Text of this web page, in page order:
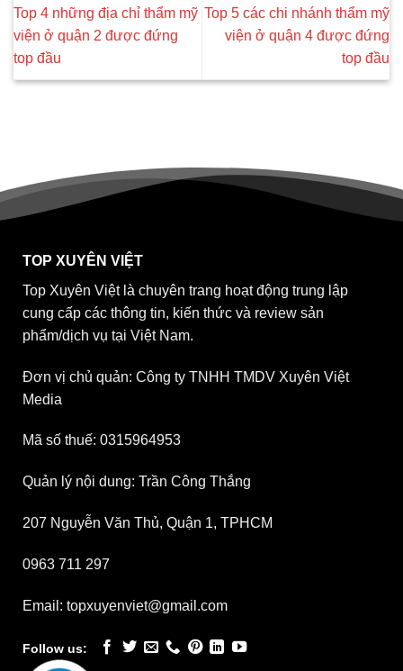
Top 4 những địa chỉ thẩm mỹ
viện ở quận 2 được đứng
top đầu
Top 5 các chi nhánh thẩm mỹ
viện ở quận 4 được đứng
top đầu
TOP XUYÊN VIỆT
Top Xuyên Việt là chuyên trang hoạt động trung lập
cung cấp các thông tin, kiến thức và review sản
phẩm/dịch vụ tại Việt Nam.
Đơn vị chủ quản: Công ty TNHH TMDV Xuyên Việt
Media
Mã số thuế: 0315964953
Quản lý nội dung: Trần Công Thắng
207 Nguyễn Văn Thủ, Quận 1, TPHCM
0963 711 297
Email: topxuyenviet@gmail.com
Follow us: